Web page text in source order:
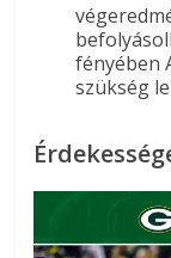
fényében
szükség